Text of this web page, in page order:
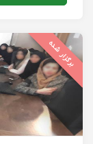
برگزار شده